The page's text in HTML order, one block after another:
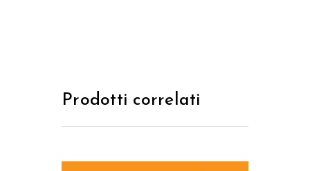
Prodotti correlati